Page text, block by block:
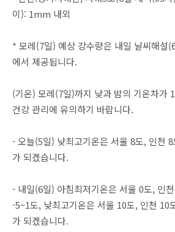
이): 1mm 내외
* 모레(7일) 예상 강수량은 내일 날씨해설
에서 제공됩니다.
(기온) 모레(7일)까지 낮과 밤의 기온차가
건강 관리에 유의하기 바랍니다.
- 오늘(5일) 낮최고기온은 서울 8도, 인천
가 되겠습니다.
- 내일(6일) 아침최저기온은 서울 0도, 인
-5~1도, 낮최고기온은 서울 10도, 인천 10
가 되겠습니다.